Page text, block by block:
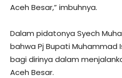
Aceh Besar,” imbuhnya.
Dalam pidatonya Syech
bahwa Pj Bupati Muhammad
bagi dirinya dalam
Aceh Besar.